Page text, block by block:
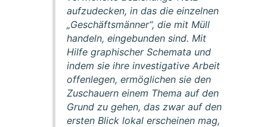
aufzudecken, in das die einzelnen
„Geschäftsmänner“, die mit Müll
handeln, eingebunden sind. Mit
Hilfe graphischer Schemata und
indem sie ihre investigative Arbeit
offenlegen, ermöglichen sie den
Zuschauern einem Thema auf den
Grund zu gehen, das zwar auf den
ersten Blick lokal erscheinen mag,